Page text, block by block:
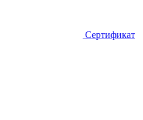
Сертификат